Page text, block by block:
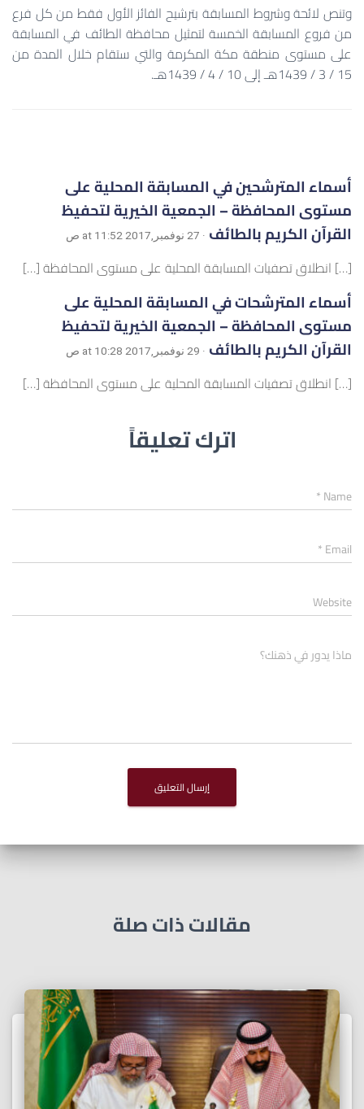
وتنص لائحة وشروط المسابقة بترشيح الفائز الأول فقط من كل فرع
من فروع المسابقة الخمسة لتمثيل محافظة الطائف في المسابقة
على مستوى منطقة مكة المكرمة والتي ستقام خلال المدة من
15 / 3 / 1439هـ إلى 10 / 4 / 1439هـ.
أسماء المترشحين في المسابقة المحلية على
مستوى المحافظة – الجمعية الخيرية لتحفيظ
القرآن الكريم بالطائف · 27 نوفمبر,2017 at 11:52 ص
[…] انطلاق تصفيات المسابقة المحلية على مستوى المحافظة […]
أسماء المترشحات في المسابقة المحلية على
مستوى المحافظة – الجمعية الخيرية لتحفيظ
القرآن الكريم بالطائف · 29 نوفمبر,2017 at 10:28 ص
[…] انطلاق تصفيات المسابقة المحلية على مستوى المحافظة […]
اترك تعليقاً
Name
*
Email
*
Website
ماذا يدور في ذهنك؟
مقالات ذات صلة